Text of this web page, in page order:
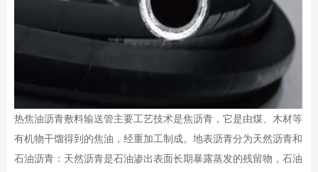
热焦油沥青敷料输送管主要工艺技术是焦沥青，它是由煤、木材等
有机物干馏得到的焦油，经重加工制成。地表沥青分为天然沥青和
石油沥青：天然沥青是石油渗出表面长期暴露蒸发的残留物，石油